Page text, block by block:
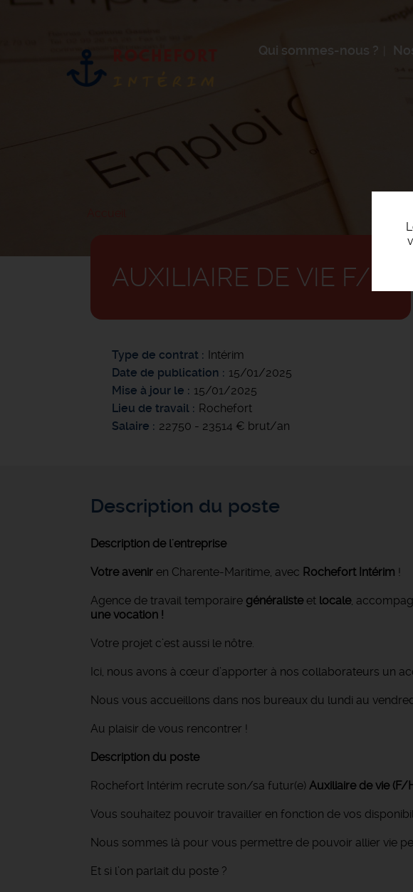
Qui sommes-nous ?
AUXILIAIRE DE VIE F/H
Type de contrat
Intérim
Date de publication
15/01/2025
Mise à jour le
15/01/2025
Lieu de travail
Rochefort
Salaire
22750 - 23514 € brut/an
Description du poste
Description de l'entreprise
Votre avenir en Charente-Maritime, avec Rochefort Intérim !
Agence de travail temporaire généralisteet locale,
une vocation !
Votre projet c’est aussi le nôtre.
Ici, nous avons à cœur d’apporter à nos collaborateurs un
Nous vous accueillons dans nos bureaux du lundi au
Au plaisir de vous rencontrer !
Description du poste
Rochefort Intérim recrute son/sa futur(e) Auxiliaire de vie (F/
Vous souhaitez pouvoir travailler en fonction de vos
Nous sommes là pour vous permettre de pouvoir allier vie
Et si l’on parlait du poste ?